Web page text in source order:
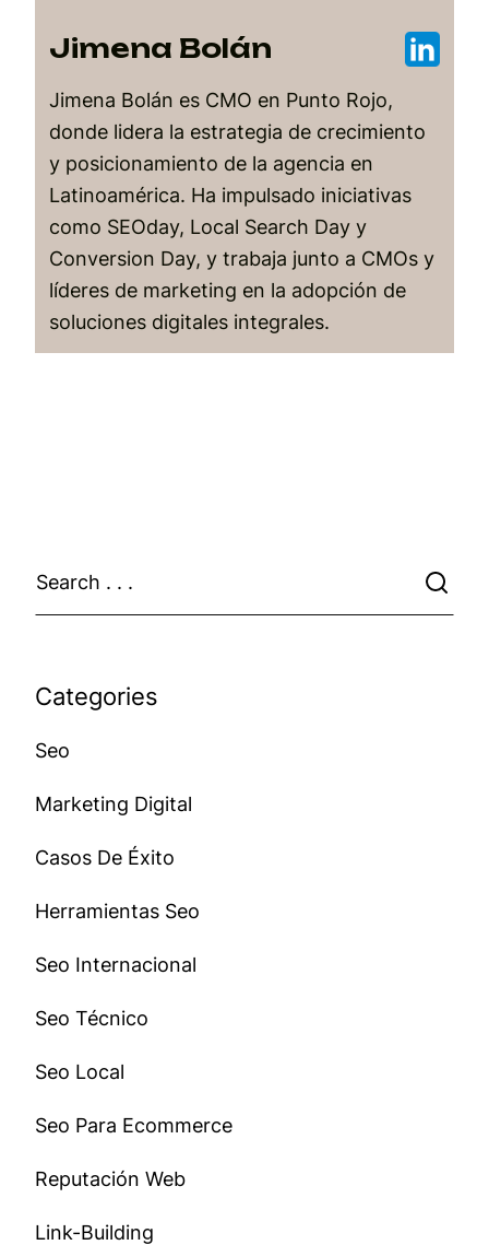
Jimena Bolán
Jimena Bolán es CMO en Punto Rojo,
donde lidera la estrategia de crecimiento
y posicionamiento de la agencia en
Latinoamérica. Ha impulsado iniciativas
como SEOday, Local Search Day y
Conversion Day, y trabaja junto a CMOs y
líderes de marketing en la adopción de
soluciones digitales integrales.
Categories
Seo
Marketing Digital
Casos De Éxito
Herramientas Seo
Seo Internacional
Seo Técnico
Seo Local
Seo Para Ecommerce
Reputación Web
Link-Building